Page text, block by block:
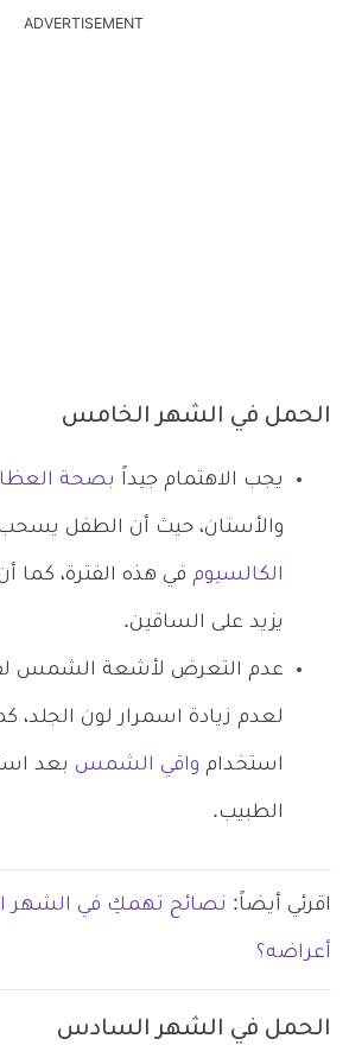
ADVERTISEMENT
الحمل في الشهر الخامس
يجب الاهتمام جيداً بصحة
والأسنان، حيث أن الطفل يسحب
الكالسيوم في هذه الفترة، كما
يزيد على الساقين.
عدم التعرض لأشعة الشمس
لعدم زيادة اسمرار لون الجلد،
استخدام واقي الشمس بعد
الطبيب.
اقرئي أيضاً: نصائح تهمكِ في الشهر
أعراضه؟
الحمل في الشهر السادس